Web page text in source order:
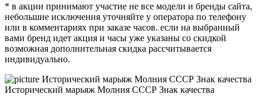
* в акции принимают участие не все модели и бренды сайта,
небольшие исключения уточняйте у оператора по телефону
или в комментариях при заказе часов. если на выбранный
вами бренд идет акция и часы уже указаны со скидкой
возможная дополнительная скидка рассчитывается
индивидуально.
Исторический марьяж Молния СССР Знак качества